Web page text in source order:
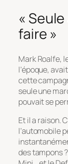
«
faire »
Mark Roalfe,
l’époque,
cette
seule une
pouvait se
Et il a raison.
l’automobile
des tampons